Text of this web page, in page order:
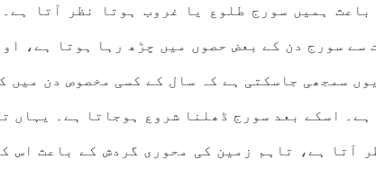
ہمیں سورج طلوع یا غروب ہوتا نظر آتا
سے سورج دن کے بعض حصوں میں چڑھ رہا ہوتا ہے،
سمجھی جاسکتی ہے کہ سال کے کسی مخصوص دن میں
بجے ہوتا ہے۔ اسکے بعد سورج ڈھلنا شروع ہوجاتا ہے۔
آتا ہے، تاہم زمین کی محوری گردش کے باعث اس